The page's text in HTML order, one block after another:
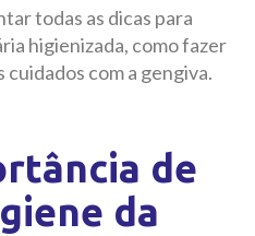
todas as dicas para
higienizada, como fazer
cuidados com a gengiva.
de
da